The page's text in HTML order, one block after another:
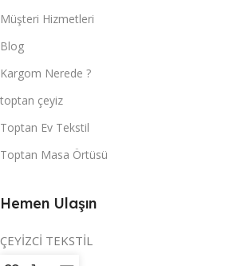
Müşteri Hizmetleri
Blog
Kargom Nerede ?
toptan çeyiz
Toptan Ev Tekstil
Toptan Masa Örtüsü
Hemen Ulaşın
ÇEYİZCİ TEKSTİL